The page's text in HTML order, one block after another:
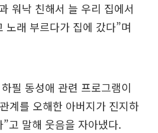
워낙 친해서 늘 우리 집에서
노래 부르다가 집에 갔다”며
필 동성애 관련 프로그램이
계를 오해한 아버지가 진지하
고 말해 웃음을 자아냈다.